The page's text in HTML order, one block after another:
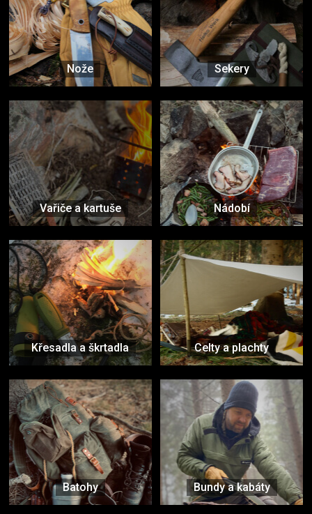
Nože Sekery
Vařiče a kartuše Nádobí
Křesadla a škrtadla Celty a plachty
Batohy Bundy a kabáty